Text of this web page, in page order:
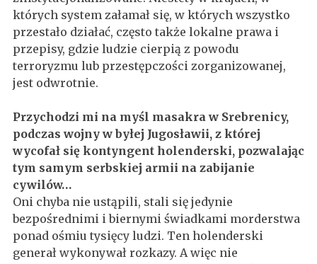
których system załamał się, w których wszystko
przestało działać, często także lokalne prawa i
przepisy, gdzie ludzie cierpią z powodu
terroryzmu lub przestępczości zorganizowanej,
jest odwrotnie.
Przychodzi mi na myśl masakra w Srebrenicy,
podczas wojny w byłej Jugosławii, z której
wycofał się kontyngent holenderski, pozwalając
tym samym serbskiej armii na zabijanie
cywilów…
Oni chyba nie ustąpili, stali się jedynie
bezpośrednimi i biernymi świadkami morderstwa
ponad ośmiu tysięcy ludzi. Ten holenderski
generał wykonywał rozkazy. A więc nie